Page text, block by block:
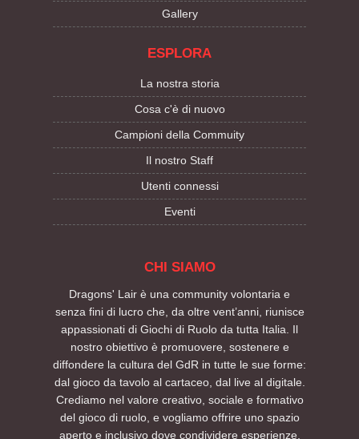
Gallery
ESPLORA
La nostra storia
Cosa c'è di nuovo
Campioni della Commuity
Il nostro Staff
Utenti connessi
Eventi
CHI SIAMO
Dragons' Lair è una community volontaria e
senza fini di lucro che, da oltre vent’anni, riunisce
appassionati di Giochi di Ruolo da tutta Italia. Il
nostro obiettivo è promuovere, sostenere e
diffondere la cultura del GdR in tutte le sue forme:
dal gioco da tavolo al cartaceo, dal live al digitale.
Crediamo nel valore creativo, sociale e formativo
del gioco di ruolo, e vogliamo offrire uno spazio
aperto e inclusivo dove condividere esperienze,